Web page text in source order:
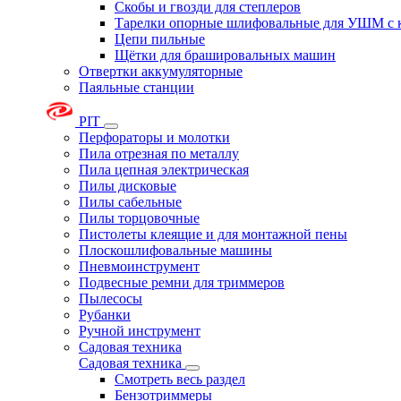
Скобы и гвозди для степлеров
Тарелки опорные шлифовальные для УШМ с
Цепи пильные
Щётки для брашировальных машин
Отвертки аккумуляторные
Паяльные станции
PIT
Перфораторы и молотки
Пила отрезная по металлу
Пила цепная электрическая
Пилы дисковые
Пилы сабельные
Пилы торцовочные
Пистолеты клеящие и для монтажной пены
Плоскошлифовальные машины
Пневмоинструмент
Подвесные ремни для триммеров
Пылесосы
Рубанки
Ручной инструмент
Садовая техника
Садовая техника
Смотреть весь раздел
Бензотриммеры